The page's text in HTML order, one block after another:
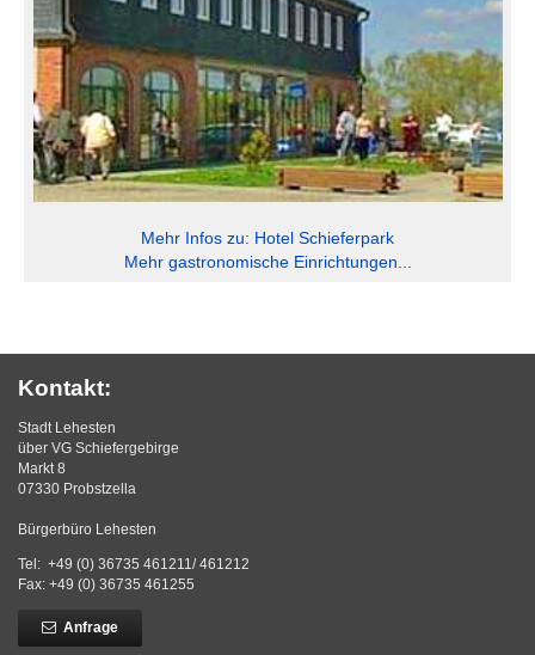
Mehr Infos zu: Hotel Schieferpark
Mehr gastronomische Einrichtungen...
Kontakt:
Stadt Lehesten
über VG Schiefergebirge
Markt 8
07330 Probstzella
Bürgerbüro Lehesten
Tel: +49 (0) 36735 461211/ 461212
Fax: +49 (0) 36735 461255
Anfrage